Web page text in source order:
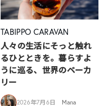
TABIPPO CARAVAN
人々の生活にそっと触れ
るひとときを。暮らすよ
うに巡る、世界のベーカ
リー
2026年7月6日 Mana